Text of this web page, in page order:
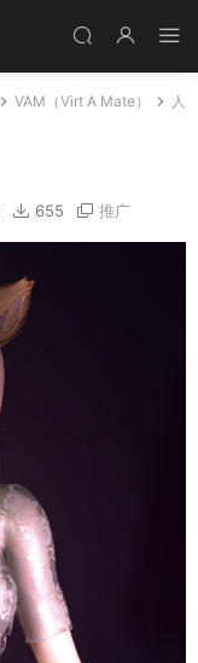
VAM（Virt A Mate）
人
655 推广